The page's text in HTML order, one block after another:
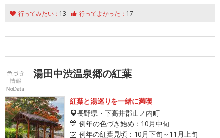
行ってみたい： 13 行ってよかった： 17
湯田中渋温泉郷の紅葉
紅葉と湯巡りを一緒に満喫
長野県・下高井郡山ノ内町
例年の色づき始め： 10月中旬
例年の紅葉見頃： 10月下旬～11月上旬